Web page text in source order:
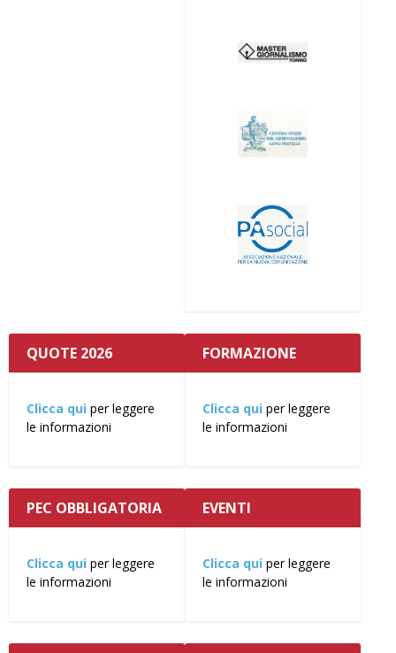
QUOTE 2026
Clicca qui per leggere
le informazioni
FORMAZIONE
Clicca qui per leggere
le informazioni
PEC OBBLIGATORIA
Clicca qui per leggere
le informazioni
EVENTI
Clicca qui per leggere
le informazioni